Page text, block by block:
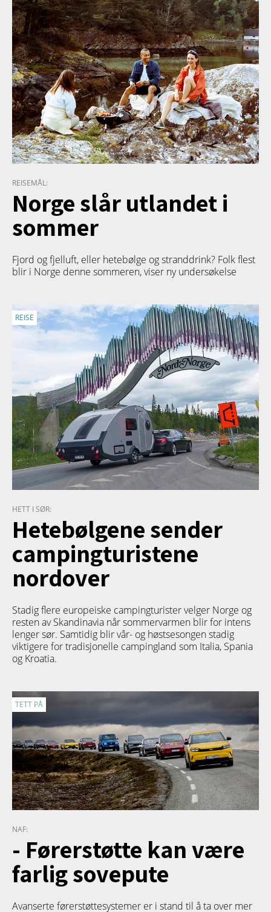
REISEMÅL:
Norge slår utlandet i
sommer
Fjord og fjelluft, eller hetebølge og stranddrink? Folk flest
blir i Norge denne sommeren, viser ny undersøkelse
REISE
HETT I SØR:
Hetebølgene sender
campingturistene
nordover
Stadig flere europeiske campingturister velger Norge og
resten av Skandinavia når sommervarmen blir for intens
lenger sør. Samtidig blir vår- og høstsesongen stadig
viktigere for tradisjonelle campingland som Italia, Spania
og Kroatia.
TETT PÅ
NAF:
- Førerstøtte kan være
farlig sovepute
Avanserte førerstøttesystemer er i stand til å ta over mer